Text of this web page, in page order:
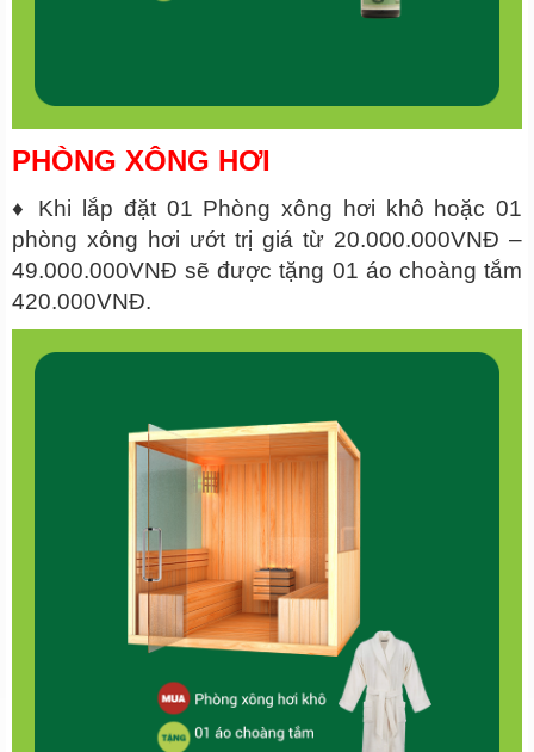
PHÒNG XÔNG HƠI
♦ Khi lắp đặt 01 Phòng xông hơi khô hoặc 01
phòng xông hơi ướt trị giá từ 20.000.000VNĐ –
49.000.000VNĐ sẽ được tặng 01 áo choàng tắm
420.000VNĐ.